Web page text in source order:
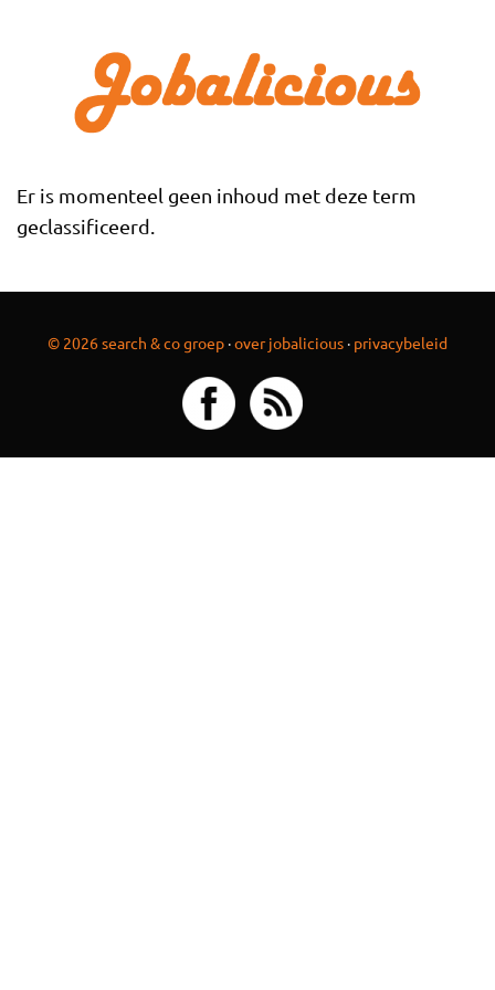
Er is momenteel geen inhoud met deze term
geclassificeerd.
© 2026 search & co groep ·over jobalicious · privacybeleid